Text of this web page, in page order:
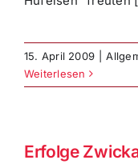
15. April 2009
Weiterlesen
Erfolge